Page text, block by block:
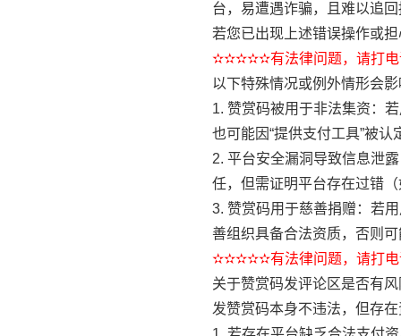
台，易遭遇诈骗，且难以追
若您已出现上述错误操作或
✫✫✫✫✫有法律问题，请打电
以下特殊情况或例外情形会
1. 赞赏码被用于非法集资：
也可能因“提供支付工具”被
2. 平台安全漏洞导致信息泄
任，但需证明平台存在过错
3. 赞赏码用于慈善捐赠：若
善组织具备合法资质，否则
✫✫✫✫✫有法律问题，请打电
关于赞赏码发评论区是否有
发赞赏码本身不违法，但存